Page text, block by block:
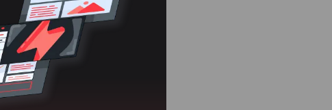
approches,